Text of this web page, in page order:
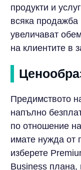
продукти и
всяка продажба
увеличават
на клиентите в
Предимството
напълно
по отношение
имате нужда от
изберете
Business плана,